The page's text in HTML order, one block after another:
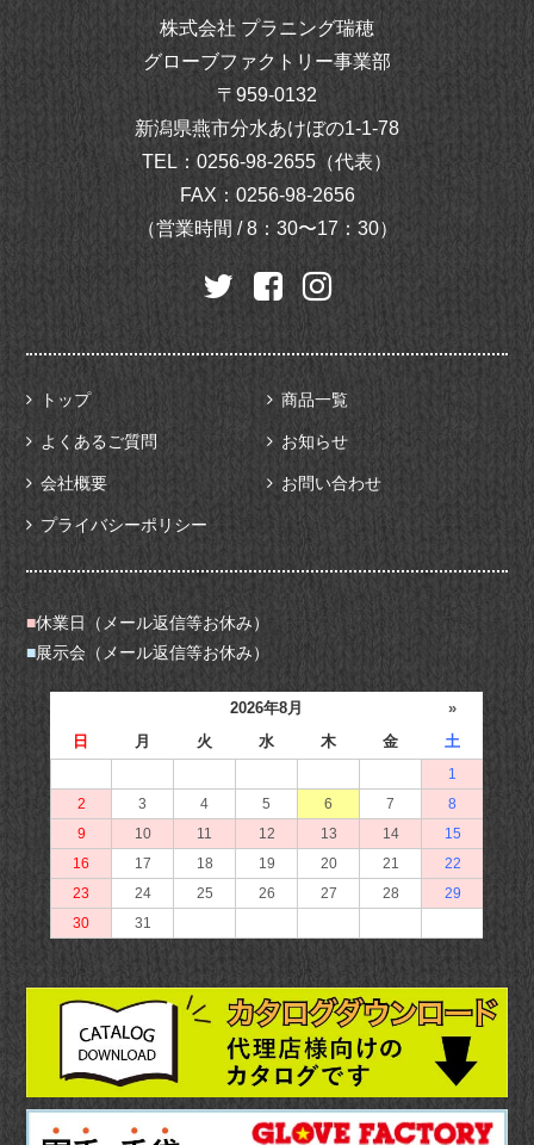
株式会社 プラニング瑞穂
グローブファクトリー事業部
〒959-0132
新潟県燕市分水あけぼの1-1-78
TEL： 0256-98-2655（代表）
FAX：0256-98-2656
（営業時間 / 8：30〜17：30）
トップ 商品一覧
よくあるご質問 お知らせ
会社概要 お問い合わせ
プライバシーポリシー
■休業日（メール返信等お休み）
■展示会（メール返信等お休み）